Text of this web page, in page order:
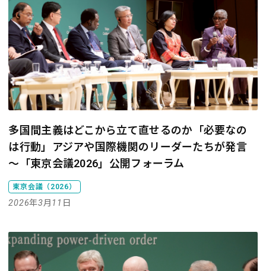
多国間主義はどこから立て直せるのか――「必要なの
は行動」アジアや国際機関のリーダーたちが発言
～「東京会議2026」公開フォーラム
東京会議（2026）
2026年3月11日